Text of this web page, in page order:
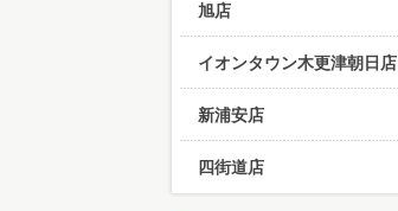
旭店
イオンタウン木更津朝日店
新浦安店
四街道店